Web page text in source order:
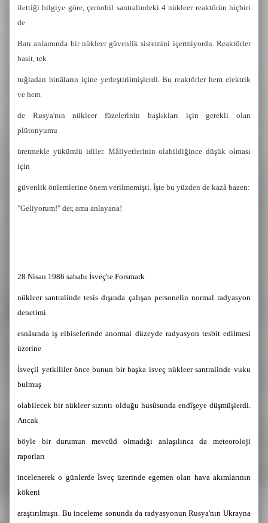
ilet­tiği bilgiye göre, çernobil santralindeki 4 nükleer reaktörün hiçbiri
de
Batı anlamında bir nükleer güvenlik sistemini içermiyordu. Reaktörler
basit, tek
tuğladan binâların içine yerleştirilmişlerdi. Bu reaktörler hem elektrik
ve hem
de Rusya'nın nükleer füzelerinin başlıkları için gerekli olan
plütonyumu
üretmekle yükümlü idiler. Mâliyetlerinin olabildiğince düşük olması
için
güvenlik önlemlerine önem verilmemişti. İşte bu yüzden de kazâ bazen:
"Geliyorum!" der, ama anlayana!
28 Nisan 1986 sabahı İsveç'te Forsmark
nükleer santralinde tesis dışında çalışan personelin normal radyasyon
denetimi
esnâsında iş elbiselerinde anormal düzeyde radyasyon tesbit edilmesi
üzerine
İsveçli yetkililer önce bunun bir başka isveç nükleer santralinde vuku
bulmuş
olabilecek bir nükleer sızıntı olduğu husûsunda endîşeye düşmüşlerdi.
Ancak
böyle bir durumun mevcûd olmadığı anlaşılınca da meteoroloji
raporları
incelenerek o günlerde İsveç üzerinde egemen olan hava akımlarının
kökeni
araştırılmıştı. Bu inceleme sonunda da radyasyonun Rusya'nın Ukrayna